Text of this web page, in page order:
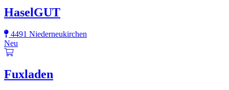
HaselGUT
4491 Niederneukirchen
Neu
Fuxladen